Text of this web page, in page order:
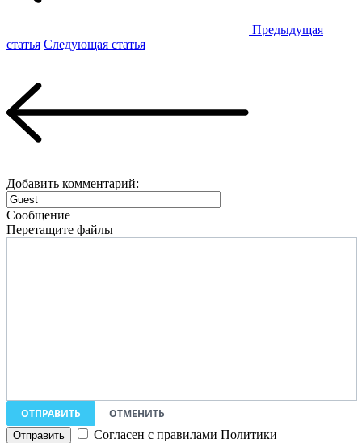
Предыдущая
статья Следующая статья
Добавить комментарий:
Сообщение
Перетащите файлы
ОТПРАВИТЬ
ОТМЕНИТЬ
Согласен с правилами Политики